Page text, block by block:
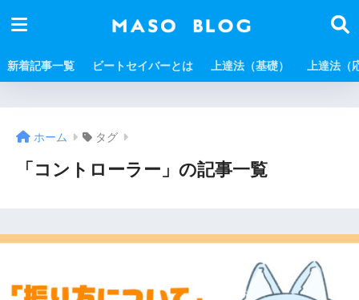
新着記事一覧 ビートセイバーとは 上達法（基礎） 上達法（
ホーム タグ
「コントローラー」の記事一覧